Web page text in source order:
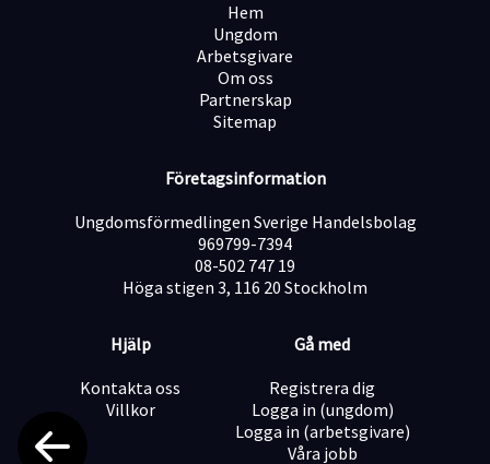
skyddsutrustning och bidra till en säker arbetsmiljö
Hålla verktyg och utrustning i gott skick samt
rapportera materialbehov
Vi söker dig som har erfarenhet av fönstermontage
eller snickeri. Utbildning inom bygg- eller
snickeriområdet är meriterande men relevant
arbetslivserfarenhet väger tungt. Körkort B är ofta ett
fönster­system är meriterande.
Noggrann och kvalitetsmedveten
Hem
Ungdom
Arbetsgivare
Om oss
Partnerskap
Sitemap
Företagsinformation
Ungdomsförmedlingen Sverige Handelsbolag
969799-7394
08-502 747 19
Höga stigen 3, 116 20 Stockholm
Hjälp
Kontakta oss
Villkor
Gå med
Registrera dig
Logga in (ungdom)
Logga in (arbetsgivare)
Våra jobb